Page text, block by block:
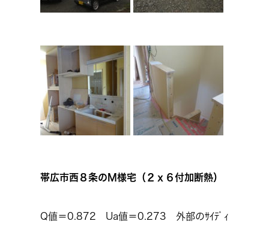
帯広市西８条のM様宅（２ｘ６付加断熱）
Q値＝0.872 Ua値＝0.273 外部のｻｲﾃﾞｨ